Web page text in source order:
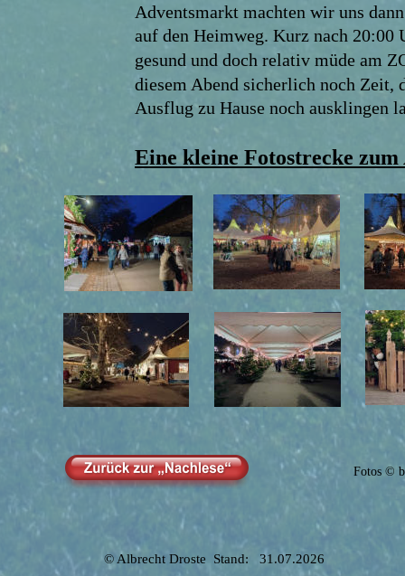
© Albrecht Droste  Stand:   31.07.2026
Adventsmarkt machten wir uns
auf den Heimweg. Kurz nach
gesund und doch relativ müde am
diesem Abend sicherlich noch Zeit,
Ausflug zu Hause noch ausklingen
Eine kleine Fotostrecke zum
Fotos ©